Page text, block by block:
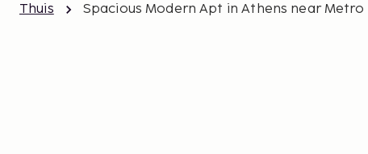
Thuis Spacious Modern Apt in Athens near Metro